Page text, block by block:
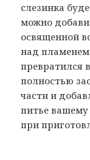
слезинка
можно
освященной
над пламенем
превратился
полностью
части и
питье
при